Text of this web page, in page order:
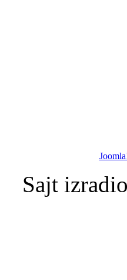
Sajt